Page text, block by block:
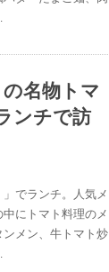
の名物トマ
ンチで訪
でランチ。人気メ
にトマト料理のメ
メン、牛トマト炒